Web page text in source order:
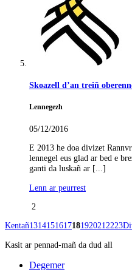
Skoazell d’an treiñ
Lennegezh
05/12/2016
E 2013 he doa divizet
lennegel eus glad ar bed e
ganti da luskañ ar [...]
Lenn ar peurrest
2
Kentañ1314151617181920212223
Kasit ar pennad-mañ da dud all
Degemer